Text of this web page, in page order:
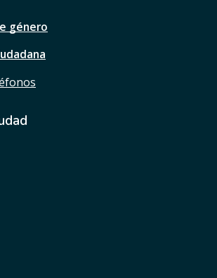
género